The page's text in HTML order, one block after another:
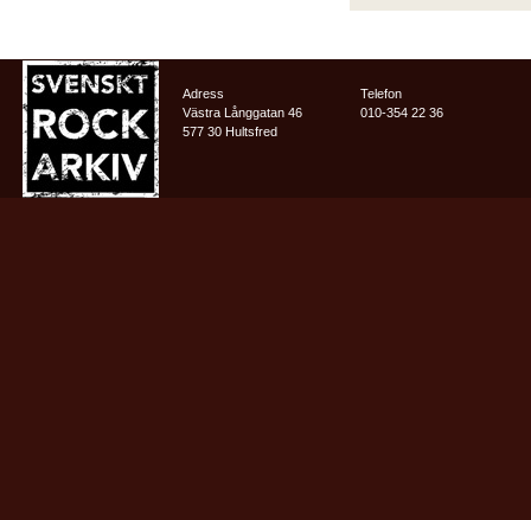
Adress
Västra Långgatan 46
577 30 Hultsfred
Telefon
010-354 22 36